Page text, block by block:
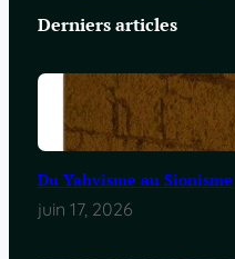
Derniers articles
Du Yahvisme au Sionisme
juin 17, 2026